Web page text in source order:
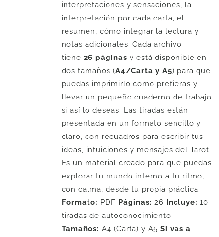
interpretaciones y sensaciones, la
interpretación por cada carta, el
resumen, cómo integrar la lectura y
notas adicionales. Cada archivo
tiene 26 páginas y está disponible en
dos tamaños (A4/Carta y A5) para que
puedas imprimirlo como prefieras y
llevar un pequeño cuaderno de trabajo
si así lo deseas. Las tiradas están
presentada en un formato sencillo y
claro, con recuadros para escribir tus
ideas, intuiciones y mensajes del Tarot.
Es un material creado para que puedas
explorar tu mundo interno a tu ritmo,
con calma, desde tu propia práctica.
Formato: PDF Páginas: 26 Incluye: 10
tiradas de autoconocimiento
Tamaños: A4 (Carta) y A5 Si vas a